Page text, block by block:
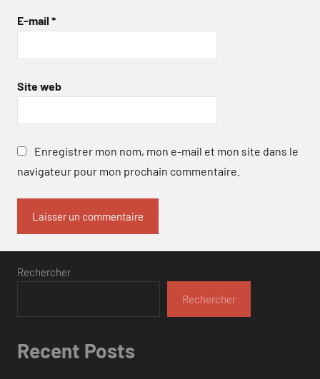
E-mail *
Site web
Enregistrer mon nom, mon e-mail et mon site dans le
navigateur pour mon prochain commentaire.
Rechercher
Rechercher
Recent Posts